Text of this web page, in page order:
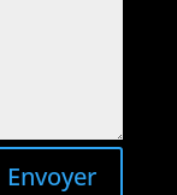
Envoyer